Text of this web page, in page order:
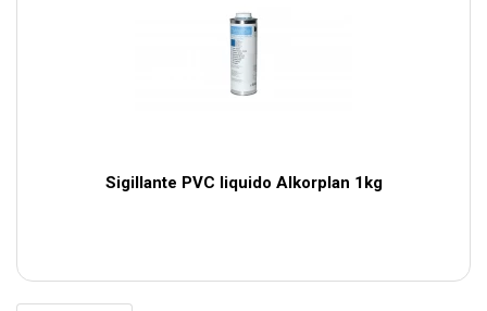
Sigillante PVC liquido Alkorplan 1kg